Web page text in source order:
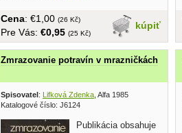
kúpiť
Cena: €1,00 (26 Kč)
Pre Vás: €0,95 (25 Kč)
Zmrazovanie potravín v mrazničkách
Spisovatel : Lifková Zdenka, Alfa 1985
Katalogové číslo: J6124
Publikácia obsahuje